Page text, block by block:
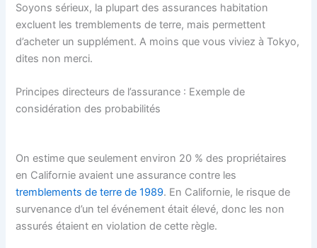
Soyons sérieux, la plupart des assurances habitation
excluent les tremblements de terre, mais permettent
d’acheter un supplément. A moins que vous viviez à Tokyo,
dites non merci.
Principes directeurs de l’assurance : Exemple de
considération des probabilités
On estime que seulement environ 20 % des propriétaires
en Californie avaient une assurance contre les
tremblements de terre de 1989. En Californie, le risque de
survenance d’un tel événement était élevé, donc les non
assurés étaient en violation de cette règle.